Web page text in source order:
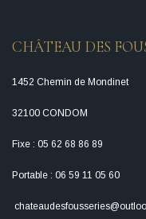
CHÂTEAU DES
1452 Chemin de Mondinet
32100 CONDOM
Fixe : 05 62 68 86 89
Portable : 06 59 11 05 60